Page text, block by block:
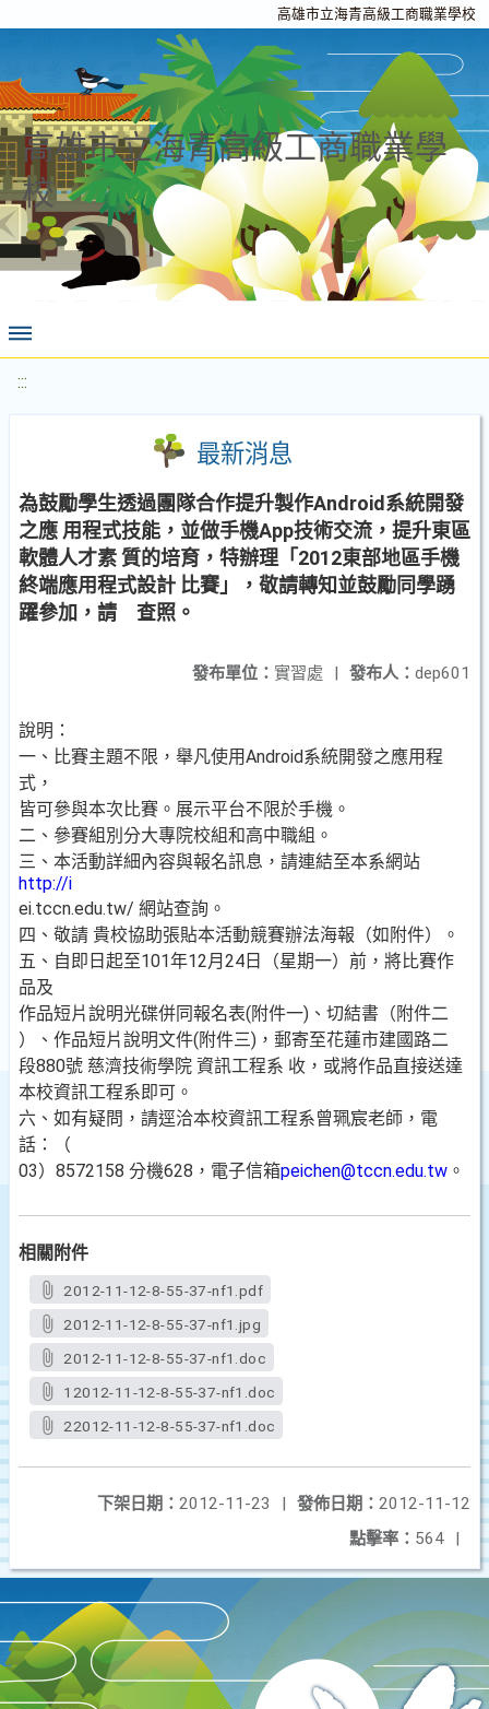
高雄市立海青高級工商職業學校
高雄市立海青高級工商職業學
校
:::
最新消息
為鼓勵學生透過團隊合作提升製作Android系統開發
之應 用程式技能，並做手機App技術交流，提升東區
軟體人才素 質的培育，特辦理「2012東部地區手機
終端應用程式設計 比賽」，敬請轉知並鼓勵同學踴
躍參加，請 查照。
發布人： dep601
發布單位： 實習處 |
說明：
一、比賽主題不限，舉凡使用Android系統開發之應用程
式，
皆可參與本次比賽。展示平台不限於手機。
二、參賽組別分大專院校組和高中職組。
三、本活動詳細內容與報名訊息，請連結至本系網站
http://i
ei.tccn.edu.tw/ 網站查詢。
四、敬請 貴校協助張貼本活動競賽辦法海報（如附件）。
五、自即日起至101年12月24日（星期一）前，將比賽作
品及
作品短片說明光碟併同報名表(附件一)、切結書（附件二
）、作品短片說明文件(附件三)，郵寄至花蓮市建國路二
段880號 慈濟技術學院 資訊工程系 收，或將作品直接送達
本校資訊工程系即可。
六、如有疑問，請逕洽本校資訊工程系曾珮宸老師，電
話：（
03）8572158 分機628，電子信箱peichen@tccn.edu.tw 。
相關附件
2012-11-12-8-55-37-nf1.pdf
2012-11-12-8-55-37-nf1.jpg
2012-11-12-8-55-37-nf1.doc
12012-11-12-8-55-37-nf1.doc
22012-11-12-8-55-37-nf1.doc
發佈日期： 2012-11-12
下架日期： 2012-11-23
|
點擊率： 564 |